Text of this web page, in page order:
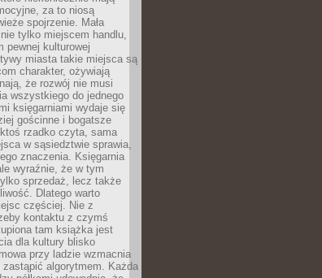
za to niosą
spojrzenie. Mała
tylko miejscem handlu,
pewnej kulturowej
miasta takie miejsca są
charakter, ożywiają
że rozwój nie musi
wszystkiego do jednego
księgarniami wydaje się
gościnne i bogatsze
rzadko czyta, sama
w sąsiedztwie sprawia,
znaczenia. Księgarnia
wyraźnie, że w tym
sprzedaż, lecz także
Dlatego warto
częściej. Nie z
kontaktu z czymś
tam książka jest
dla kultury blisko
przy ladzie wzmacnia
algorytmem. Każda